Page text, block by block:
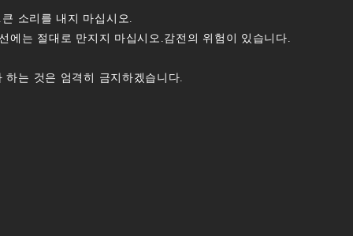
소리를 내지 마십시오.
에는 절대로 만지지 마십시오.감전의 위험이 있습니다.
는 것은 엄격히 금지하겠습니다.